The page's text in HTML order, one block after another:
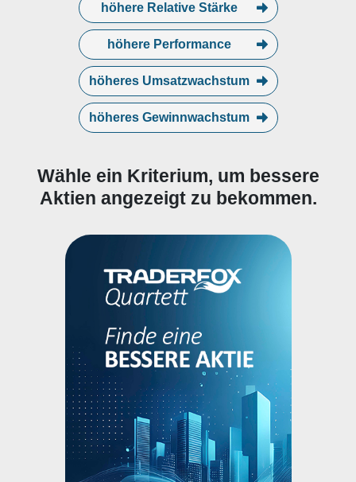
höhere Relative Stärke
höhere Performance
höheres Umsatzwachstum
höheres Gewinnwachstum
Wähle ein Kriterium, um bessere
Aktien angezeigt zu bekommen.